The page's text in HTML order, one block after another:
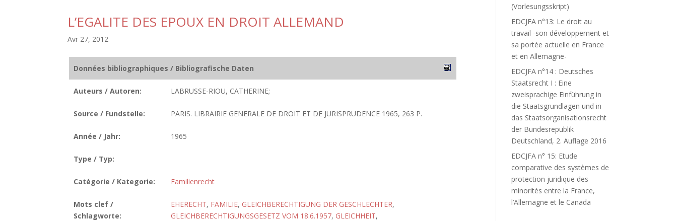
L’EGALITE DES EPOUX EN DROIT ALLEMAND
Avr 27, 2012
Données bibliographiques / Bibliografische Daten
Auteurs / Autoren: LABRUSSE-RIOU, CATHERINE;
Source / Fundstelle: PARIS. LIBRAIRIE GENERALE DE DROIT ET DE JURISPRUDENCE 1965, 263 P.
Année / Jahr: 1965
Type / Typ:
Catégorie / Kategorie: Familienrecht
Mots clef /
Schlagworte:
EHERECHT, FAMILIE, GLEICHBERECHTIGUNG DER GESCHLECHTER,
GLEICHBERECHTIGUNGSGESETZ VOM 18.6.1957, GLEICHHEIT,
(Vorlesungsskript)
EDCJFA n°13: Le droit au
travail -son développement et
sa portée actuelle en France
et en Allemagne-
EDCJFA n°14 : Deutsches
Staatsrecht I : Eine
zweisprachige Einführung in
die Staatsgrundlagen und in
das Staatsorganisationsrecht
der Bundesrepublik
Deutschland, 2. Auflage 2016
EDCJFA n° 15: Etude
comparative des systèmes de
protection juridique des
minorités entre la France,
l’Allemagne et le Canada